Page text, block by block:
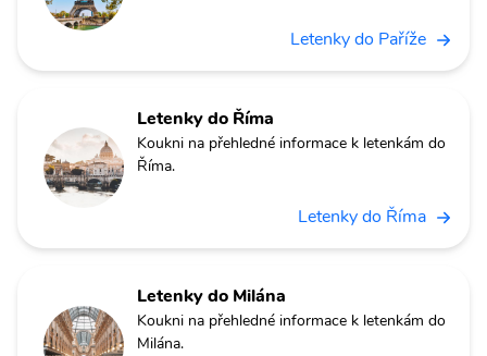
Letenky do Paříže
Letenky do Říma
Koukni na přehledné informace k letenkám do
Říma.
Letenky do Říma
Letenky do Milána
Koukni na přehledné informace k letenkám do
Milána.